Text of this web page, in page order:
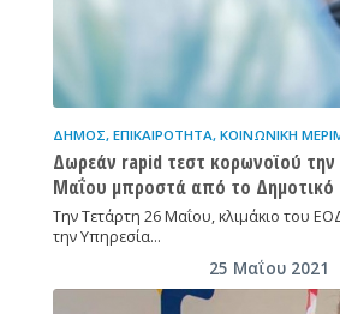
ΔΉΜΟΣ, ΕΠΙΚΑΙΡΌΤΗΤΑ, ΚΟΙΝΩΝΙΚΉ
Δωρεάν rapid τεστ κορωνοϊού την
Μαΐου μπροστά από το Δημοτικό
Την Τετάρτη 26 Μαΐου, κλιμάκιο του
την Υπηρεσία…
25 Μαΐου 2021